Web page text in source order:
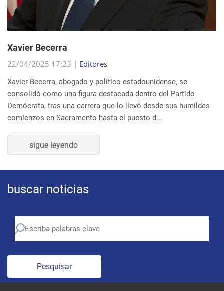
Xavier Becerra, abogado y político estadounidense, se
consolidó como una figura destacada dentro del Partido
Demócrata, tras una carrera que lo llevó desde sus humildes
sigue leyendo
buscar noticias
Pesquisar